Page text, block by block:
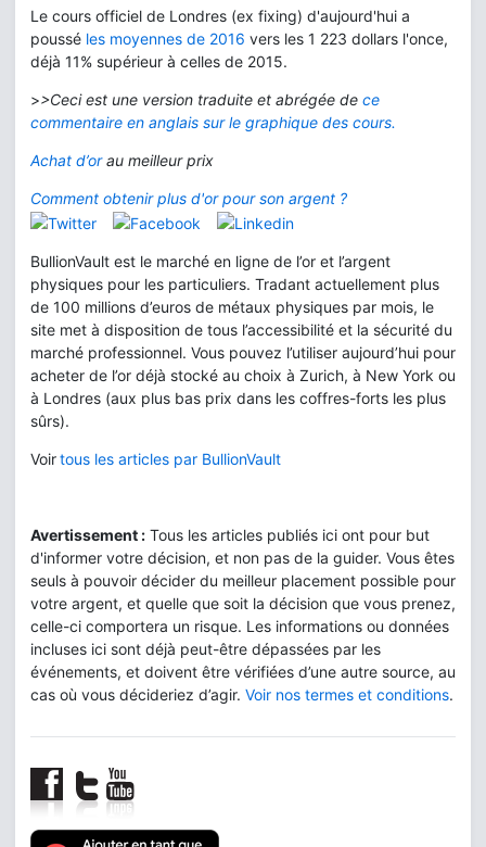
Le cours officiel de Londres (ex fixing) d'aujourd'hui a
poussé les moyennes de 2016 vers les 1 223 dollars l'once,
déjà 11% supérieur à celles de 2015.
>>Ceci est une version traduite et abrégée de ce
commentaire en anglais sur le graphique des cours.
Achat d’orau meilleur prix
Comment obtenir plus d'or pour son argent ?
BullionVault est le marché en ligne de l’or et l’argent
physiques pour les particuliers. Tradant actuellement plus
de 100 millions d’euros de métaux physiques par mois, le
site met à disposition de tous l’accessibilité et la sécurité du
marché professionnel. Vous pouvez l’utiliser aujourd’hui pour
acheter de l’or déjà stocké au choix à Zurich, à New York ou
à Londres (aux plus bas prix dans les coffres-forts les plus
sûrs).
Voirtous les articles par BullionVault
Avertissement : Tous les articles publiés ici ont pour but
d'informer votre décision, et non pas de la guider. Vous êtes
seuls à pouvoir décider du meilleur placement possible pour
votre argent, et quelle que soit la décision que vous prenez,
celle-ci comportera un risque. Les informations ou données
incluses ici sont déjà peut-être dépassées par les
événements, et doivent être vérifiées d’une autre source, au
cas où vous décideriez d’agir. Voir nos termes et conditions.